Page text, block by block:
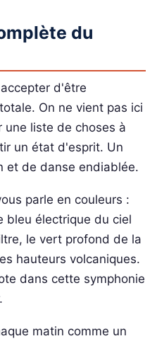
du
d'être
On ne vient pas ici
une liste de choses à
un état d'esprit. Un
et de danse endiablée.
parle en couleurs :
bleu électrique du ciel
le vert profond de la
hauteurs volcaniques.
dans cette symphonie
matin comme un